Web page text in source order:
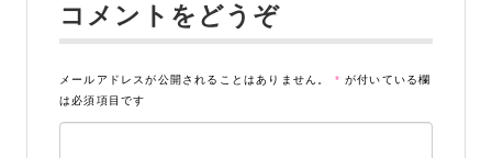
tel. 025-752-3127
LINE
コメントをどうぞ
メールアドレスが公開されることはありません。 * が付いている欄
は必須項目です